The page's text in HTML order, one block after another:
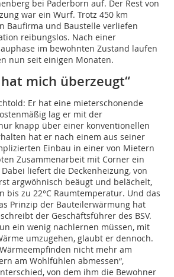
bei Paderborn auf. Der Rest von
war ein Wurf. Trotz 450 km
Baufirma und Baustelle verliefen
reibungslos. Nach einer
im bewohnten Zustand laufen
nun seit einigen Monaten.
mich überzeugt“
Er hat eine mieterschonende
lag er mit der
knapp über einer konventionellen
hat er nach einem aus seiner
Einbau in einer von Mietern
Zusammenarbeit mit Corner ein
liefert die Deckenheizung, von
argwöhnisch beäugt und belächelt,
bis zu 22°C Raumtemperatur. Und das
Prinzip der Bauteilerwärmung hat
der Geschäftsführer des BSV.
ein wenig nachlernen müssen, mit
umzugehen, glaubt er dennoch.
nicht mehr am
am Wohlfühlen abmessen“,
von dem ihm die Bewohner